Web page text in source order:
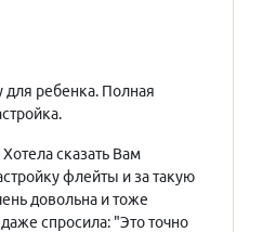
ребенка. Полная
сказать Вам
флейты и за такую
довольна и тоже
спросила: "Это точно